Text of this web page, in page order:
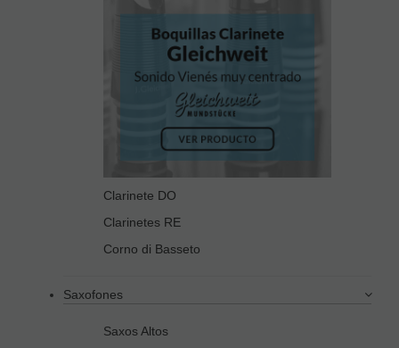
Clarinete DO
Clarinetes RE
Corno di Basseto
Saxofones
Saxos Altos